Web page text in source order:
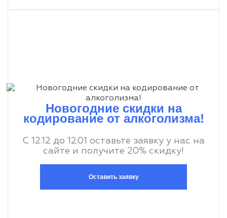
Новогодние скидки на
кодирование от алкоголизма!
С 12.12 до 12.01 оставьте заявку у нас на
сайте и получите 20% скидку!
Оставить заявку